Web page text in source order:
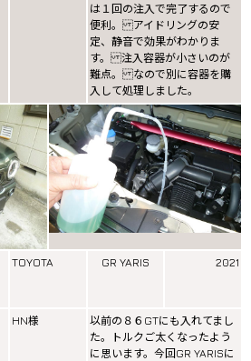
は１回の注入で完了するので
便利。 アイドリングの安
定、静音で効果がわかりま
す。 注入容器が小さいのが
難点。 なので別に容器を購
入して処理しました。
TOYOTA GR YARIS 2021
HN様
以前の８６GTにも入れてまし
た。トルクご太くなったよう
に思います。今回GR YARISに